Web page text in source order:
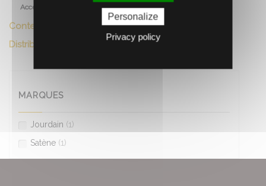
Accessoires
Contention
Distribution eau
MARQUES
Jourdain (1)
Satène (1)
Personalize
Privacy policy